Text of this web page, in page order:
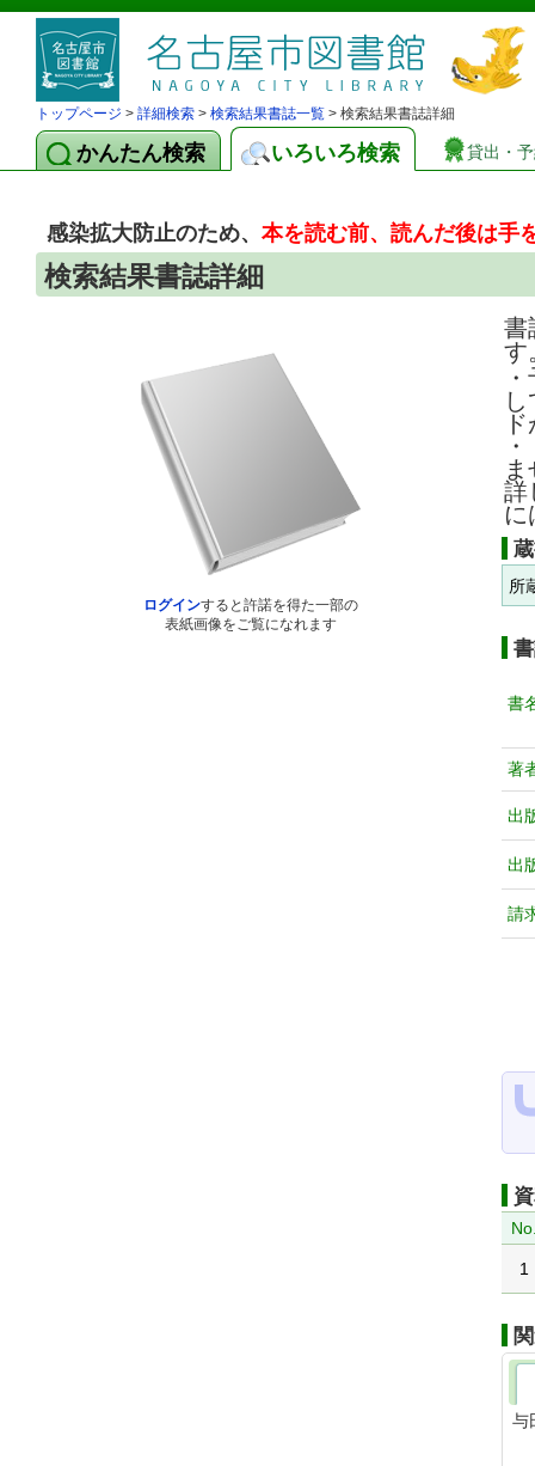
トップページ > 詳細検索 > 検索結果書誌一覧 > 検索結果書誌詳細
かんたん検索 いろいろ検索 貸出・
感染拡大防止のため、本を読む前、読んだ後は手
検索結果書誌詳細
ログインすると許諾を得た一部の
表紙画像をご覧になれます
書
す
詳
に
所
書
著
出
出
請
1
与